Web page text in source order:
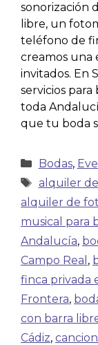
sonorización
libre, un
teléfono de
creamos una
invitados. En
servicios para
toda
que tu boda
Bodas,
alquiler
alquiler de
musical para
Andalucía,
Campo Real ,
finca privada
Frontera,
con barra
Cádiz,